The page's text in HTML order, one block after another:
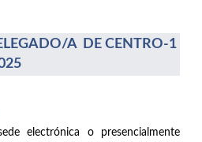
A DE CENTRO-1
electrónica o presencialmente